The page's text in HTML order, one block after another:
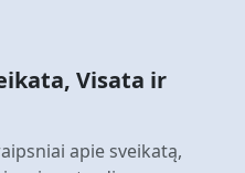
Visata ir
apie sveikatą,